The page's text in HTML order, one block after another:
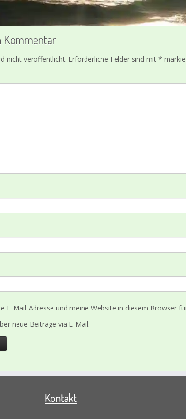
Kommentar
nicht veröffentlicht. Erforderliche Felder sind mit *
E-Mail-Adresse und meine Website in diesem Browser
neue Beiträge via E-Mail.
Kontakt